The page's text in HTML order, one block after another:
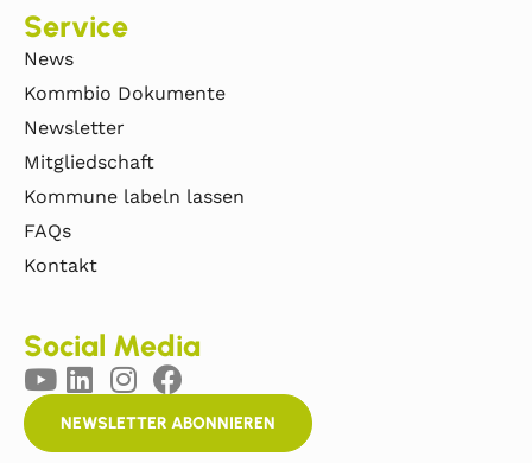
Service
News
Kommbio Dokumente
Newsletter
Mitgliedschaft
Kommune labeln lassen
FAQs
Kontakt
Social Media
NEWSLETTER ABONNIEREN